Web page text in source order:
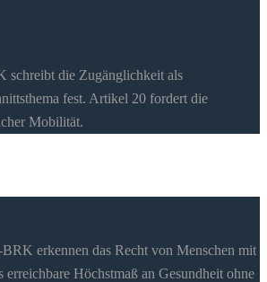
die Zugänglichkeit als
fest. Artikel 20 fordert die
Mobilität.
erkennen das Recht von Menschen mit
erreichbare Höchstmaß an Gesundheit ohne